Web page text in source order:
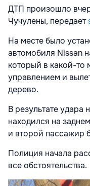
ДТП произошло
Чучулены, передает
На месте было
автомобиля Nissan
который в какой-то
управлением и
дерево.
В результате
находился на
и второй пассажир
Полиция начала
все обстоятельства.